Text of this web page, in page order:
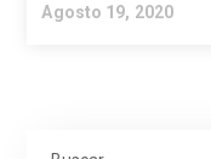
Agosto 19, 2020